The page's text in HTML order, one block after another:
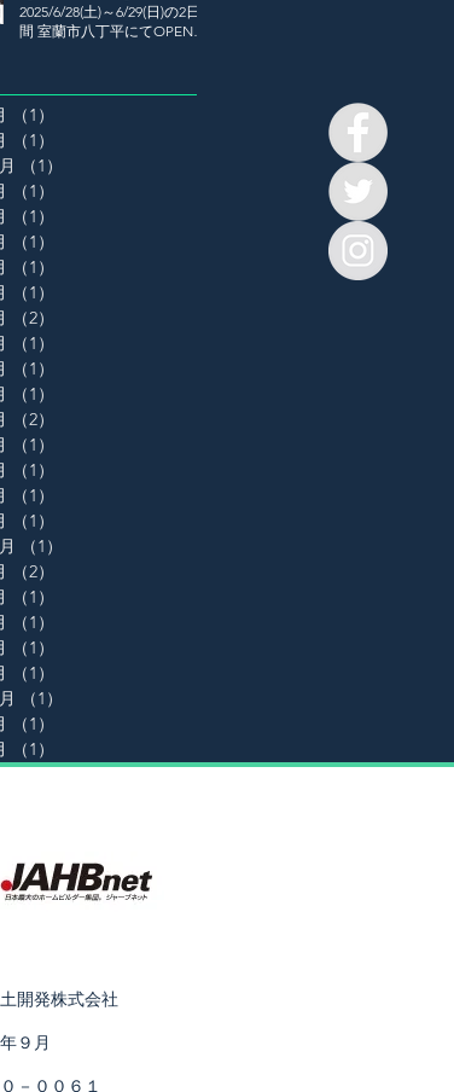
2025/6/28(土)～6/29(日)の2日
間 室蘭市八丁平にてOPEN
（1）
（1）
（1）
（1）
（1）
（1）
（1）
（1）
（2）
（1）
（1）
（1）
（2）
（1）
（1）
（1）
（1）
（1）
（2）
（1）
（1）
（1）
（1）
（1）
（1）
（1）
開発株式会社
９月
－００６１